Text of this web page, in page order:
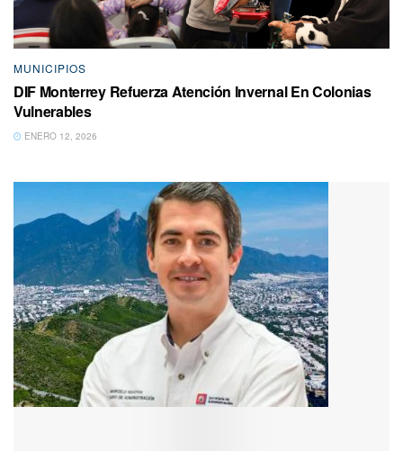
MUNICIPIOS
DIF Monterrey Refuerza Atención Invernal En Colonias
Vulnerables
ENERO 12, 2026